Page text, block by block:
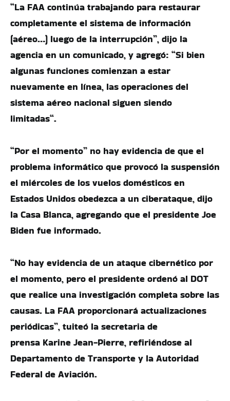
“La FAA continúa trabajando para restaurar
completamente el sistema de información
(aéreo…) luego de la interrupción”, dijo la
agencia en un comunicado, y agregó: “Si bien
algunas funciones comienzan a estar
nuevamente en línea, las operaciones del
sistema aéreo nacional siguen siendo
limitadas“.
“Por el momento” no hay evidencia de que el
problema informático que provocó la suspensión
el miércoles de los vuelos domésticos en
Estados Unidos obedezca a un ciberataque, dijo
la Casa Blanca, agregando que el presidente Joe
Biden fue informado.
“No hay evidencia de un ataque cibernético por
el momento, pero el presidente ordenó al DOT
que realice una investigación completa sobre las
causas. La FAA proporcionará actualizaciones
periódicas”, tuiteó la secretaria de
prensa Karine Jean-Pierre, refiriéndose al
Departamento de Transporte y la Autoridad
Federal de Aviación.